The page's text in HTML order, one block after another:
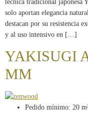
técnica tradicional japonesa
solo aportan elegancia
destacan por su resistencia
y al uso intensivo en […]
YAKISUGI
MM
Pedido mínimo: 20